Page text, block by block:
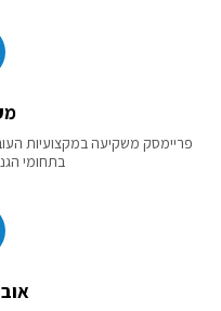
פריימסק משקיעה במקצועיות
בתחומי